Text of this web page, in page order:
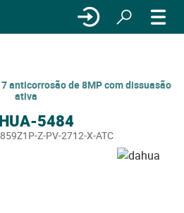
anticorrosão de 8MP com dissuasão
ativa
5484
Z-PV-2712-X-ATC